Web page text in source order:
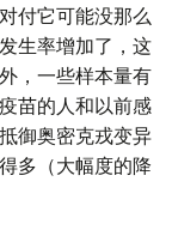
付它可能没那么
生率增加了，这
，一些样本量有
苗的人和以前感
御奥密克戎变异
多（大幅度的降